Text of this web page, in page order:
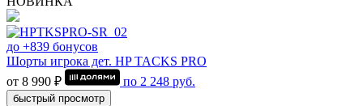
до +839 бонусов
Шорты игрока дет. HP TACKS PRO
от 8 990 ₽
по 2 248 руб.
быстрый просмотр